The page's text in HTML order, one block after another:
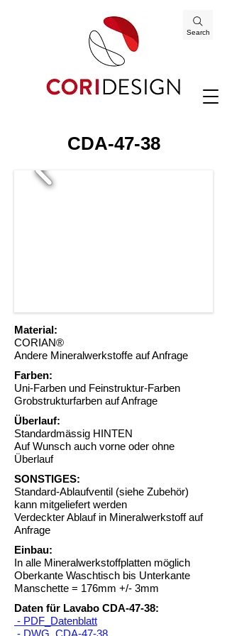
Search
CDA-47-38
Material:
CORIAN®
Andere Mineralwerkstoffe auf Anfrage
Farben:
Uni-Farben und Feinstruktur-Farben
Grobstrukturfarben auf Anfrage
Überlauf:
Standardmässig HINTEN
Auf Wunsch auch vorne oder ohne
Überlauf
SONSTIGES:
Standard-Ablaufventil (siehe Zubehör)
kann mitgeliefert werden
Verdeckter Ablauf in Mineralwerkstoff auf
Anfrage
Einbau:
In alle Mineralwerkstoffplatten möglich
Oberkante Waschtisch bis Unterkante
Manschette = 176mm +/- 3mm
Daten für Lavabo CDA-47-38:
- PDF_Datenblatt
- DWG_CDA-47-38